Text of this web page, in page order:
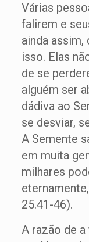
Várias
falirem e
ainda assim,
isso. Elas
de se
alguém ser
dádiva ao
se desviar,
A Semente
em muita
milhares
25.41-46).
A razão de